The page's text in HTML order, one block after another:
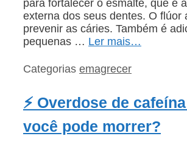
para fortalecer o esmalte, que é
externa dos seus dentes. O flúor
prevenir as cáries. Também é
pequenas … Ler mais…
Categorias emagrecer
⚡ Overdose de
você pode morrer?